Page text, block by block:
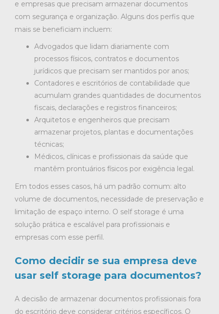
e empresas que precisam armazenar documentos
com segurança e organização. Alguns dos perfis que
mais se beneficiam incluem:
Advogados que lidam diariamente com
processos físicos, contratos e documentos
jurídicos que precisam ser mantidos por anos;
Contadores e escritórios de contabilidade que
acumulam grandes quantidades de documentos
fiscais, declarações e registros financeiros;
Arquitetos e engenheiros que precisam
armazenar projetos, plantas e documentações
técnicas;
Médicos, clínicas e profissionais da saúde que
mantêm prontuários físicos por exigência legal.
Em todos esses casos, há um padrão comum: alto
volume de documentos, necessidade de preservação e
limitação de espaço interno. O self storage é uma
solução prática e escalável para profissionais e
empresas com esse perfil.
Como decidir se sua empresa deve
usar self storage para documentos?
A decisão de armazenar documentos profissionais fora
do escritório deve considerar critérios específicos. O